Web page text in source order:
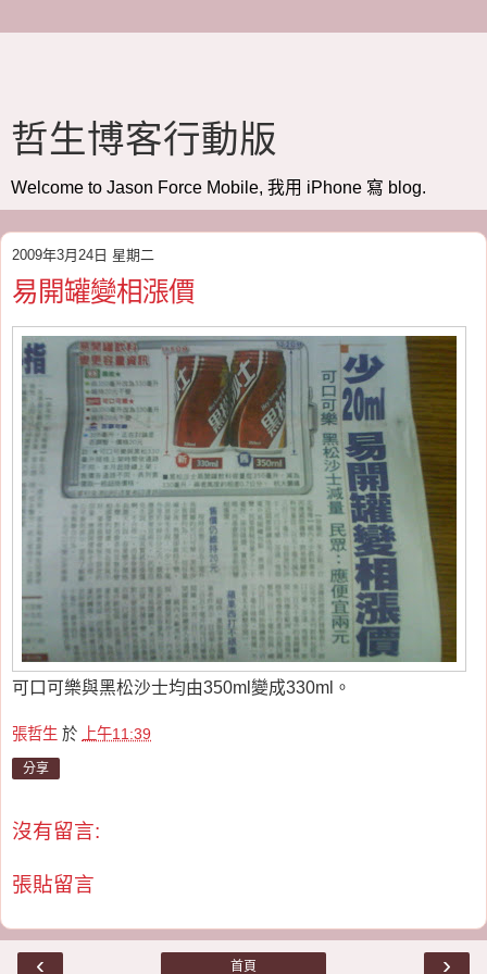
哲生博客行動版
Welcome to Jason Force Mobile, 我用 iPhone 寫 blog.
2009年3月24日 星期二
易開罐變相漲價
可口可樂與黑松沙士均由350ml變成330ml。
張哲生 於 上午11:39
分享
沒有留言:
張貼留言
‹ ›
首頁